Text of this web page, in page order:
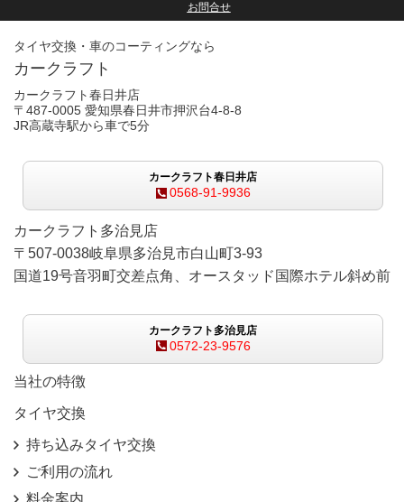
お問合せ
タイヤ交換・車のコーティングなら
カークラフト
カークラフト春日井店
〒487-0005 愛知県春日井市押沢台4-8-8
JR高蔵寺駅から車で5分
カークラフト春日井店
0568-91-9936
カークラフト多治見店
〒507-0038岐阜県多治見市白山町3-93
国道19号音羽町交差点角、オースタッド国際ホテル斜め前
カークラフト多治見店
0572-23-9576
当社の特徴
タイヤ交換
持ち込みタイヤ交換
ご利用の流れ
料金案内